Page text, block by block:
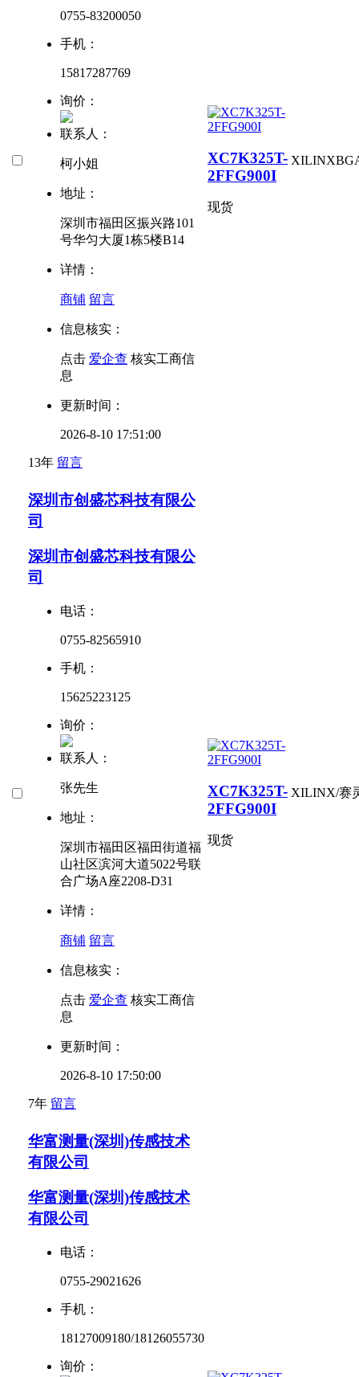
0755-83200050
手机：
15817287769
询价：
联系人：
柯小姐
地址：
深圳市福田区振兴路101
号华匀大厦1栋5楼B14
详情：
商铺 留言
信息核实：
点击 爱企查 核实工商信
息
更新时间：
2026-8-10 17:51:00
13年 留言
XC7K325T-
2FFG900I
现货
XILINX
深圳市创盛芯科技有限公
司
深圳市创盛芯科技有限公
司
电话：
0755-82565910
手机：
15625223125
询价：
联系人：
张先生
地址：
深圳市福田区福田街道福
山社区滨河大道5022号联
合广场A座2208-D31
详情：
商铺 留言
信息核实：
点击 爱企查 核实工商信
息
更新时间：
2026-8-10 17:50:00
7年 留言
XC7K325T-
2FFG900I
现货
XILINX/赛
华富测量(深圳)传感技术
有限公司
华富测量(深圳)传感技术
有限公司
电话：
0755-29021626
手机：
18127009180/18126055730
询价：